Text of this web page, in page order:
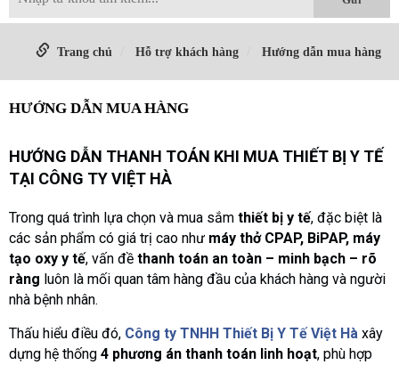
Trang chủ Hỗ trợ khách hàng Hướng dẫn mua hàng
HƯỚNG DẪN MUA HÀNG
HƯỚNG DẪN THANH TOÁN KHI MUA THIẾT BỊ Y TẾ
TẠI CÔNG TY VIỆT HÀ
Trong quá trình lựa chọn và mua sắm thiết bị y tế, đặc biệt là
các sản phẩm có giá trị cao như máy thở CPAP, BiPAP, máy
tạo oxy y tế, vấn đề thanh toán an toàn – minh bạch – rõ
ràng luôn là mối quan tâm hàng đầu của khách hàng và người
nhà bệnh nhân.
Thấu hiểu điều đó, Công ty TNHH Thiết Bị Y Tế Việt Hà xây
dựng hệ thống 4 phương án thanh toán linh hoạt, phù hợp